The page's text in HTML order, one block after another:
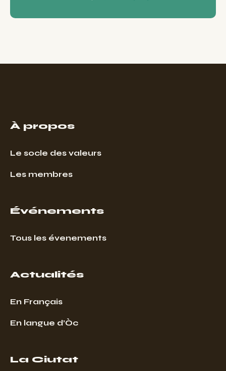
À propos
Le socle des valeurs
Les membres
Événements
Tous les évenements
Actualités
En Français
En langue d’Òc
La Ciutat